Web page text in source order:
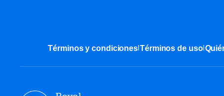
Términos y condiciones|Términos de uso|